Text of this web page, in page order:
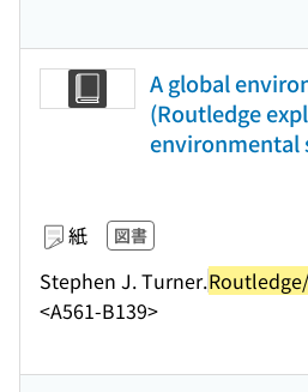
A global
(Routledge
environmental
紙 図書
Stephen J. Turner.
<A561-B139>